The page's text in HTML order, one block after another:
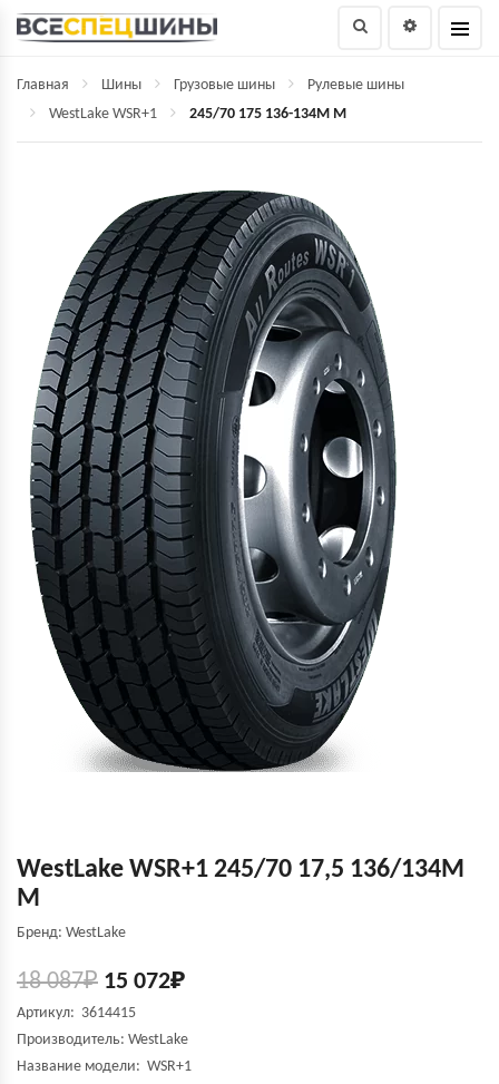
Главная Шины Грузовые шины
Рулевые шины
WestLake WSR+1
245/70 175 136-134M M
WestLake WSR+1 245/70 17,5 136/134M
M
Бренд: WestLake
18 087₽ 15 072₽
Артикул: 3614415
Производитель: WestLake
Название модели: WSR+1